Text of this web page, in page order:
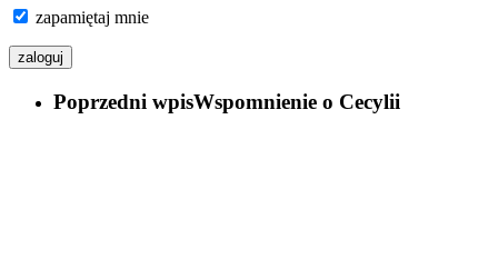
zapamiętaj mnie
Poprzedni wpisWspomnienie o Cecylii